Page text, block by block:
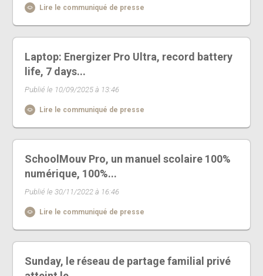
Lire le communiqué de presse
Laptop: Energizer Pro Ultra, record battery
life, 7 days...
Publié le 10/09/2025 à 13:46
Lire le communiqué de presse
SchoolMouv Pro, un manuel scolaire 100%
numérique, 100%...
Publié le 30/11/2022 à 16:46
Lire le communiqué de presse
Sunday, le réseau de partage familial privé